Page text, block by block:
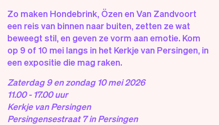
Zo maken Hondebrink, Özen en Van Zandvoort
een reis van binnen naar buiten, zetten ze wat
beweegt stil, en geven ze vorm aan emotie. Kom
op 9 of 10 mei langs in het Kerkje van Persingen, in
een expositie die mag raken.
Zaterdag 9 en zondag 10 mei 2026
11.00 - 17.00 uur
Kerkje van Persingen
Persingensestraat7 in Persingen